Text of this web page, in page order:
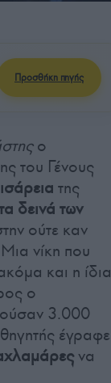
Προσθήκη πηγής
ο
του Γένους
της
δεινά των
ούτε καν
νίκη που
και η ίδια
ο
3.000
έγραφε
να